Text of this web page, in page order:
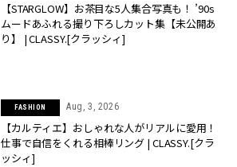
【STARGLOW】お茶目な5人集合写真も！ ’90s
ムードあふれる撮り下ろしカット集【未公開あ
り】 | CLASSY.[クラッシィ]
FASHION Aug, 3, 2026
【カルティエ】おしゃれな人がリアルに愛用！
仕事で自信をくれる相棒リング | CLASSY.[クラ
ッシィ]